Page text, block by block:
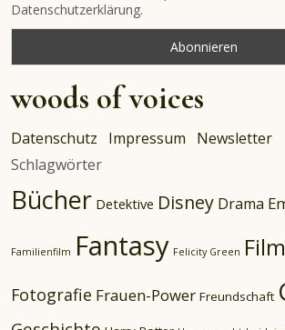
Datenschutzerklärung.
woods of voices
Datenschutz Impressum
Newsletter
Schlagwörter
Bücher Detektive Disney Drama
Familienfilm Fantasy Felicity Green
Fotografie Frauen-Power Freundschaft